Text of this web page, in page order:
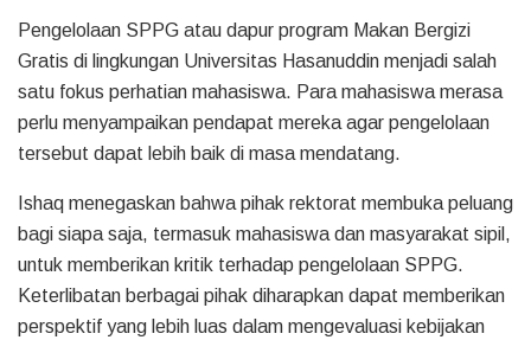
Pengelolaan SPPG atau dapur program Makan Bergizi
Gratis di lingkungan Universitas Hasanuddin menjadi salah
satu fokus perhatian mahasiswa. Para mahasiswa merasa
perlu menyampaikan pendapat mereka agar pengelolaan
tersebut dapat lebih baik di masa mendatang.
Ishaq menegaskan bahwa pihak rektorat membuka peluang
bagi siapa saja, termasuk mahasiswa dan masyarakat sipil,
untuk memberikan kritik terhadap pengelolaan SPPG.
Keterlibatan berbagai pihak diharapkan dapat memberikan
perspektif yang lebih luas dalam mengevaluasi kebijakan